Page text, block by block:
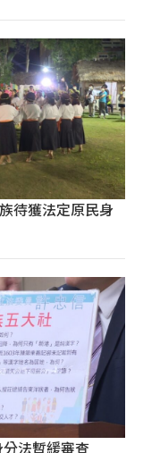
待獲法定原民身
法暫緩審查